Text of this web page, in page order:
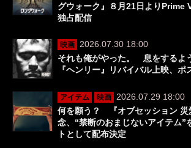
グウォーク』８月21日よりPrime
独占配信
映画
2026.07.30 18:00
それも俺がやった。 息をするよ
『ヘンリー』リバイバル上映、ポ
アイテム 映画
2026.07.29 18:00
何を願う？ 『オブセッション 災
念、“禁断のおまじないアイテム”
トとして配布決定